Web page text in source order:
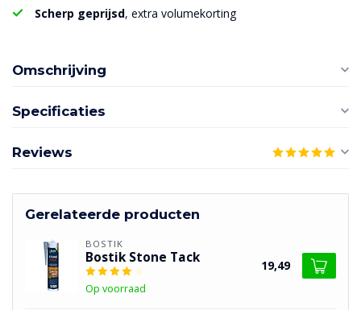
Scherp geprijsd, extra volumekorting
Omschrijving
Specificaties
Reviews
Gerelateerde producten
BOSTIK
Bostik Stone Tack
Op voorraad
19,49